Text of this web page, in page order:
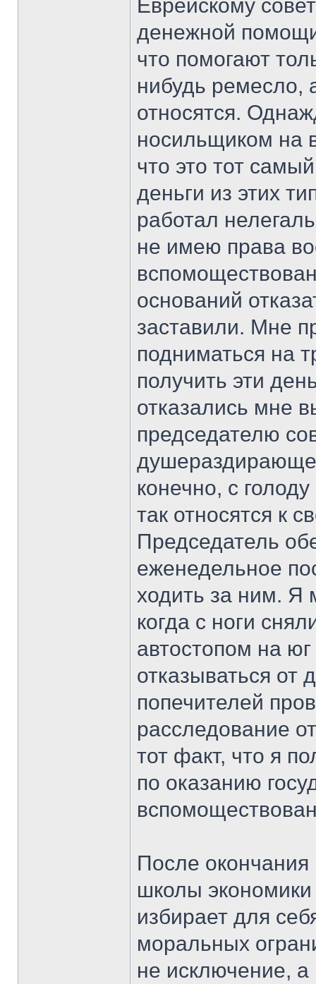
Еврейскому
денежной
что помогают
нибудь ремесло,
относятся.
носильщиком на
что это тот
деньги из этих
работал
не имею права
оснований
заставили. Мне
подниматься на
получить эти
отказались мне
председателю
конечно, с
так относятся к
Председатель
еженедельное
ходить за ним. Я
когда с ноги
автостопом на
отказываться от
попечителей
расследование
тот факт, что я
по оказанию
После окончания
школы экономики
избирает для
моральных
не исключение,